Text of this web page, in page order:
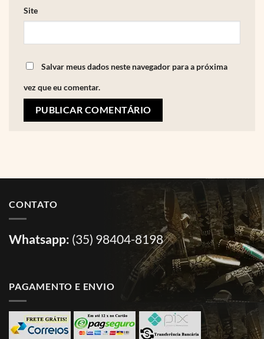
Site
Salvar meus dados neste navegador para a próxima
vez que eu comentar.
CONTATO
Whatsapp: (35) 98404-8198
PAGAMENTO E ENVIO